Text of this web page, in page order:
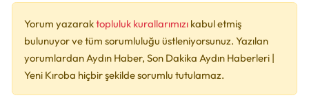
Yorum yazaraktopluluk kurallarımızı kabul etmiş
bulunuyor ve tüm sorumluluğu üstleniyorsunuz. Yazılan
yorumlardan Aydın Haber, Son Dakika Aydın Haberleri |
Yeni Kıroba hiçbir şekilde sorumlu tutulamaz.